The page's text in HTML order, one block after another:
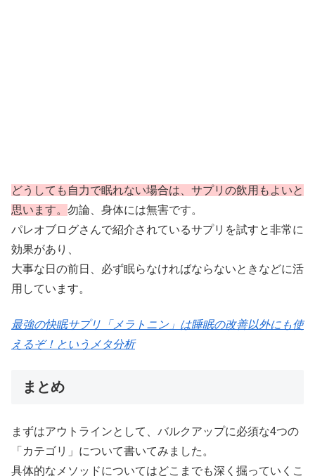
どうしても自力で眠れない場合は、サプリの飲用もよいと
思います。 勿論、身体には無害です。
パレオブログさんで紹介されているサプリを試すと非常に
効果があり、
大事な日の前日、必ず眠らなければならないときなどに活
用しています。
最強の快眠サプリ「メラトニン」は睡眠の改善以外にも使
えるぞ！というメタ分析
まとめ
まずはアウトラインとして、バルクアップに必須な4つの
「カテゴリ」について書いてみました。
具体的なメソッドについてはどこまでも深く掘っていくこ